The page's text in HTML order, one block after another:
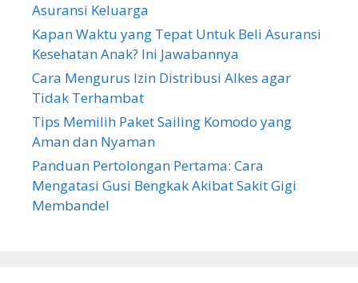
Asuransi Keluarga
Kapan Waktu yang Tepat Untuk Beli Asuransi
Kesehatan Anak? Ini Jawabannya
Cara Mengurus Izin Distribusi Alkes agar
Tidak Terhambat
Tips Memilih Paket Sailing Komodo yang
Aman dan Nyaman
Panduan Pertolongan Pertama: Cara
Mengatasi Gusi Bengkak Akibat Sakit Gigi
Membandel